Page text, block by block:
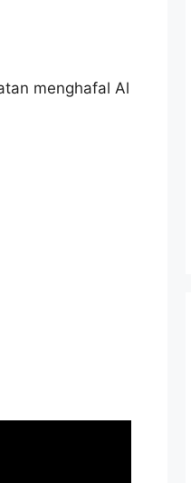
menghafal Al